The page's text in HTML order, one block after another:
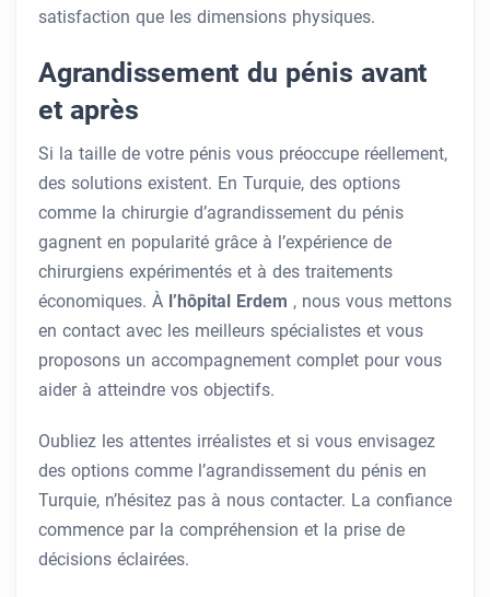
satisfaction que les dimensions physiques.
Agrandissement du pénis avant
et après
Si la taille de votre pénis vous préoccupe réellement,
des solutions existent. En Turquie, des options
comme la chirurgie d’agrandissement du pénis
gagnent en popularité grâce à l’expérience de
chirurgiens expérimentés et à des traitements
économiques. À l’hôpital Erdem , nous vous mettons
en contact avec les meilleurs spécialistes et vous
proposons un accompagnement complet pour vous
aider à atteindre vos objectifs.
Oubliez les attentes irréalistes et si vous envisagez
des options comme l’agrandissement du pénis en
Turquie, n’hésitez pas à nous contacter. La confiance
commence par la compréhension et la prise de
décisions éclairées.